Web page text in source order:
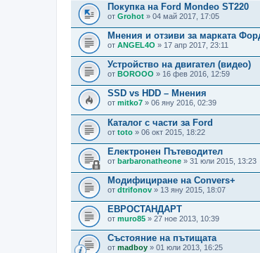
Покупка на Ford Mondeo ST220
от Grohot » 04 май 2017, 17:05
Мнения и отзиви за марката
от ANGEL4O » 17 апр 2017, 23:11
Устройство на двигател (видео)
от BOROOO » 16 фев 2016, 12:59
SSD vs HDD – Мнения
от mitko7 » 06 яну 2016, 02:39
Каталог с части за Ford
от toto » 06 окт 2015, 18:22
Електронен Пътеводител
от barbaronatheone » 31 юли 2015, 13:23
Модифициране на Convers+
от dtrifonov » 13 яну 2015, 18:07
ЕВРОСТАНДАРТ
от muro85 » 27 ное 2013, 10:39
Състояние на пътищата
от madboy » 01 юли 2013, 16:25